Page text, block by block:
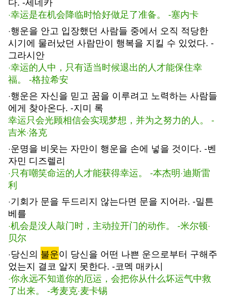
·幸运是在机会降临时恰好做足了准备。 -塞内卡
·행운을 안고 입장했던 사람들 중에서 오직 적당한
시기에 물러났던 사람만이 행복을 지킬 수 있었다. -
그라시안
·幸运的人中，只有适当时候退出的人才能保住幸
福。 -格拉希安
·행운은 자신을 믿고 꿈을 이루려고 노력하는 사람들
에게 찾아온다. -지미 록
幸运只会光顾相信会实现梦想，并为之努力的人。 -
吉米·洛克
·운명을 비웃는 자만이 행운을 손에 넣을 것이다. -벤
자민 디즈렐리
·只有嘲笑命运的人才能获得幸运。 -本杰明·迪斯雷
利
·기회가 문을 두드리지 않는다면 문을 지어라. -밀튼
베를
·机会是没人敲门时，主动拉开门的动作。 -米尔顿·
贝尔
·당신의 불운이 당신을 어떤 나쁜 운으로부터 구해주
었는지 결코 알지 못한다. -코멕 매카시
·你永远不知道你的厄运，会把你从什么坏运气中救
了出来。 -考麦克·麦卡锡